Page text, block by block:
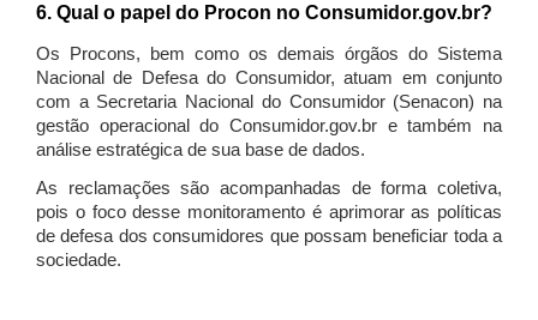
6. Qual o papel do Procon no Consumidor.gov.br?
Os Procons, bem como os demais órgãos do Sistema
Nacional de Defesa do Consumidor, atuam em conjunto
com a Secretaria Nacional do Consumidor (Senacon) na
gestão operacional do Consumidor.gov.br e também na
análise estratégica de sua base de dados.
As reclamações são acompanhadas de forma coletiva,
pois o foco desse monitoramento é aprimorar as políticas
de defesa dos consumidores que possam beneficiar toda a
sociedade.